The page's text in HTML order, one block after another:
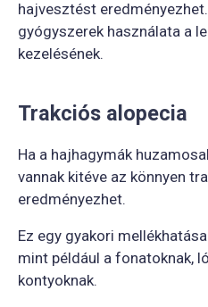
hajvesztést
gyógyszerek használata a
kezelésének.
Trakciós alopecia
Ha a hajhagymák
vannak kitéve az könnyen
eredményezhet.
Ez egy gyakori
mint például a fonatoknak,
kontyoknak.